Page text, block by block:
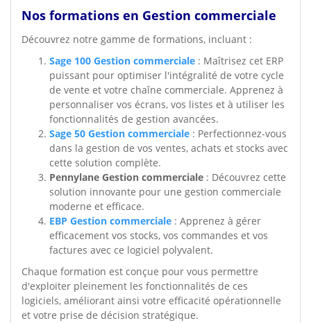
Nos formations en Gestion commerciale
Découvrez notre gamme de formations, incluant :
Sage 100 Gestion commerciale : Maîtrisez cet ERP
puissant pour optimiser l'intégralité de votre cycle
de vente et votre chaîne commerciale. Apprenez à
personnaliser vos écrans, vos listes et à utiliser les
fonctionnalités de gestion avancées.
Sage 50 Gestion commerciale : Perfectionnez-vous
dans la gestion de vos ventes, achats et stocks avec
cette solution complète.
Pennylane Gestion commerciale : Découvrez cette
solution innovante pour une gestion commerciale
moderne et efficace.
EBP Gestion commerciale : Apprenez à gérer
efficacement vos stocks, vos commandes et vos
factures avec ce logiciel polyvalent.
Chaque formation est conçue pour vous permettre
d'exploiter pleinement les fonctionnalités de ces
logiciels, améliorant ainsi votre efficacité opérationnelle
et votre prise de décision stratégique.